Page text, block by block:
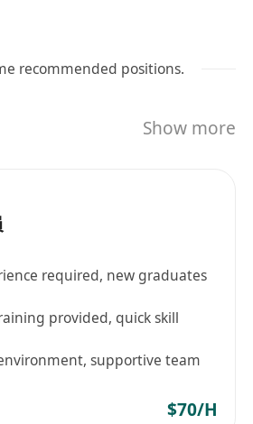
室日常運作管理，包括空間規
效、安全與合規。
資產登記與盤點，以及跨部門
訪接待、涉外文件準備（如簽
），並配合公司合規要求落實
節，負責庫存監控、出入庫登
包裝檢驗與物流跟進；同時支援
核對及發貨單據歸檔等後臺作
定的行政與後勤支援，包括資料
遞送、活動物資協調、諮詢回覆
recommended positions.
Show more
required, new graduates
provided, quick skill
supportive team
$70/H